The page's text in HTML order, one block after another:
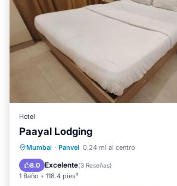
Hotel
Paayal Lodging
Mumbai · Panvel 0.24 mi al centro
8.0 Excelente(3 Reseñas)
1 Baño 118.4 pies²
Aparcamiento
Apto para niños
Seguridad/Protección